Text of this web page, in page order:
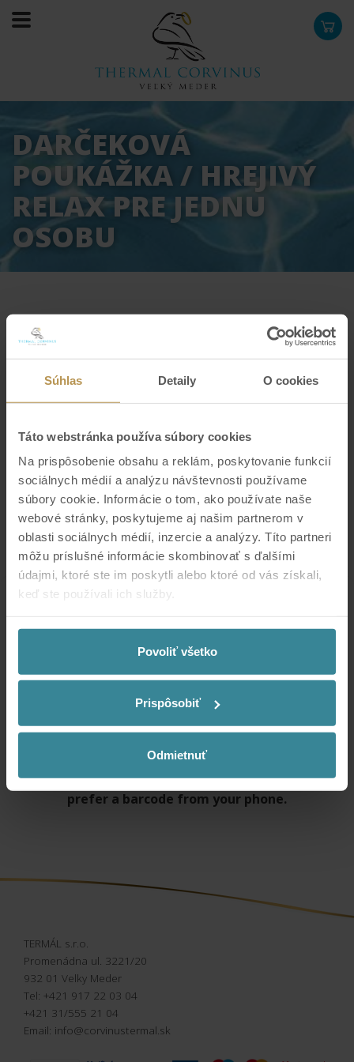
Súhlas Detaily O cookies
Táto webstránka používa súbory cookies
Na prispôsobenie obsahu a reklám, poskytovanie funkcií
sociálnych médií a analýzu návštevnosti používame
súbory cookie. Informácie o tom, ako používate naše
webové stránky, poskytujeme aj našim partnerom v
oblasti sociálnych médií, inzercie a analýzy. Títo partneri
môžu príslušné informácie skombinovať s ďalšími
údajmi, ktoré ste im poskytli alebo ktoré od vás získali,
keď ste používali ich služby.
We work with7 third partieswho may receive and
process your information.Povoliť všetko
Prispôsobiť
Odmietnuť
DARČEKOVÁ
POUKÁŽKA / HREJIVÝ
RELAX PRE JEDNU
OSOBU
TICKET VARIANT:
DARČEKOVÁ POUKÁŽKA
Validity6.8.2026 08:30-31.12.2026 19:30
DARČEKOVÁ POUKÁŽKA zahŕňa 1 jednorazový celodenný vstup
do kúpaliska THERMAL CORVINUS v cene 18€. Online zakúpená
poukážka umožňuje prednostné vybavenie cez terminál vo
vstupnej hale. Otváracia doba kúpaliska: 9:00 – 20:00.
Don't print vouchers unnecessarily,
prefer a barcode from your phone.
TERMÁL s.r.o.
Promenádna ul. 3221/20
932 01 Velky Meder
Tel: +421 917 22 03 04
+421 31/555 21 04
Email: info@corvinustermal.sk